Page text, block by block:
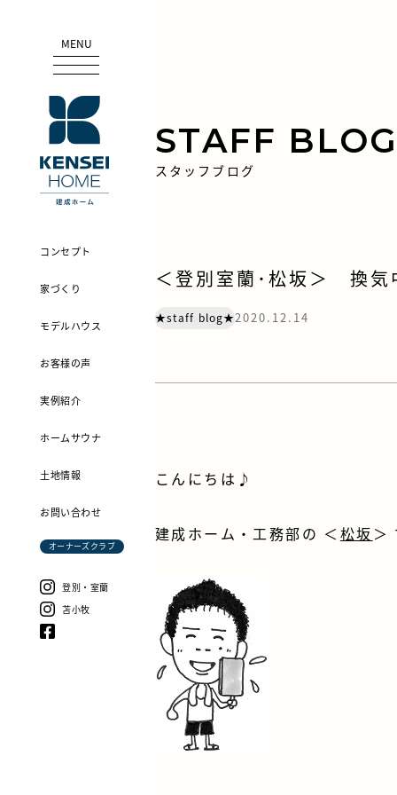
MENU
コンセプト
家づくり
モデルハウス
お客様の声
実例紹介
ホームサウナ
土地情報
お問い合わせ
オーナーズクラブ
登別・室蘭
苫小牧
STAFF
スタッフブログ
＜登別室蘭･松坂＞ 換
★staff blog★2020.12.14
こんにちは♪
建成ホーム・工務部の ＜ 松坂 ＞